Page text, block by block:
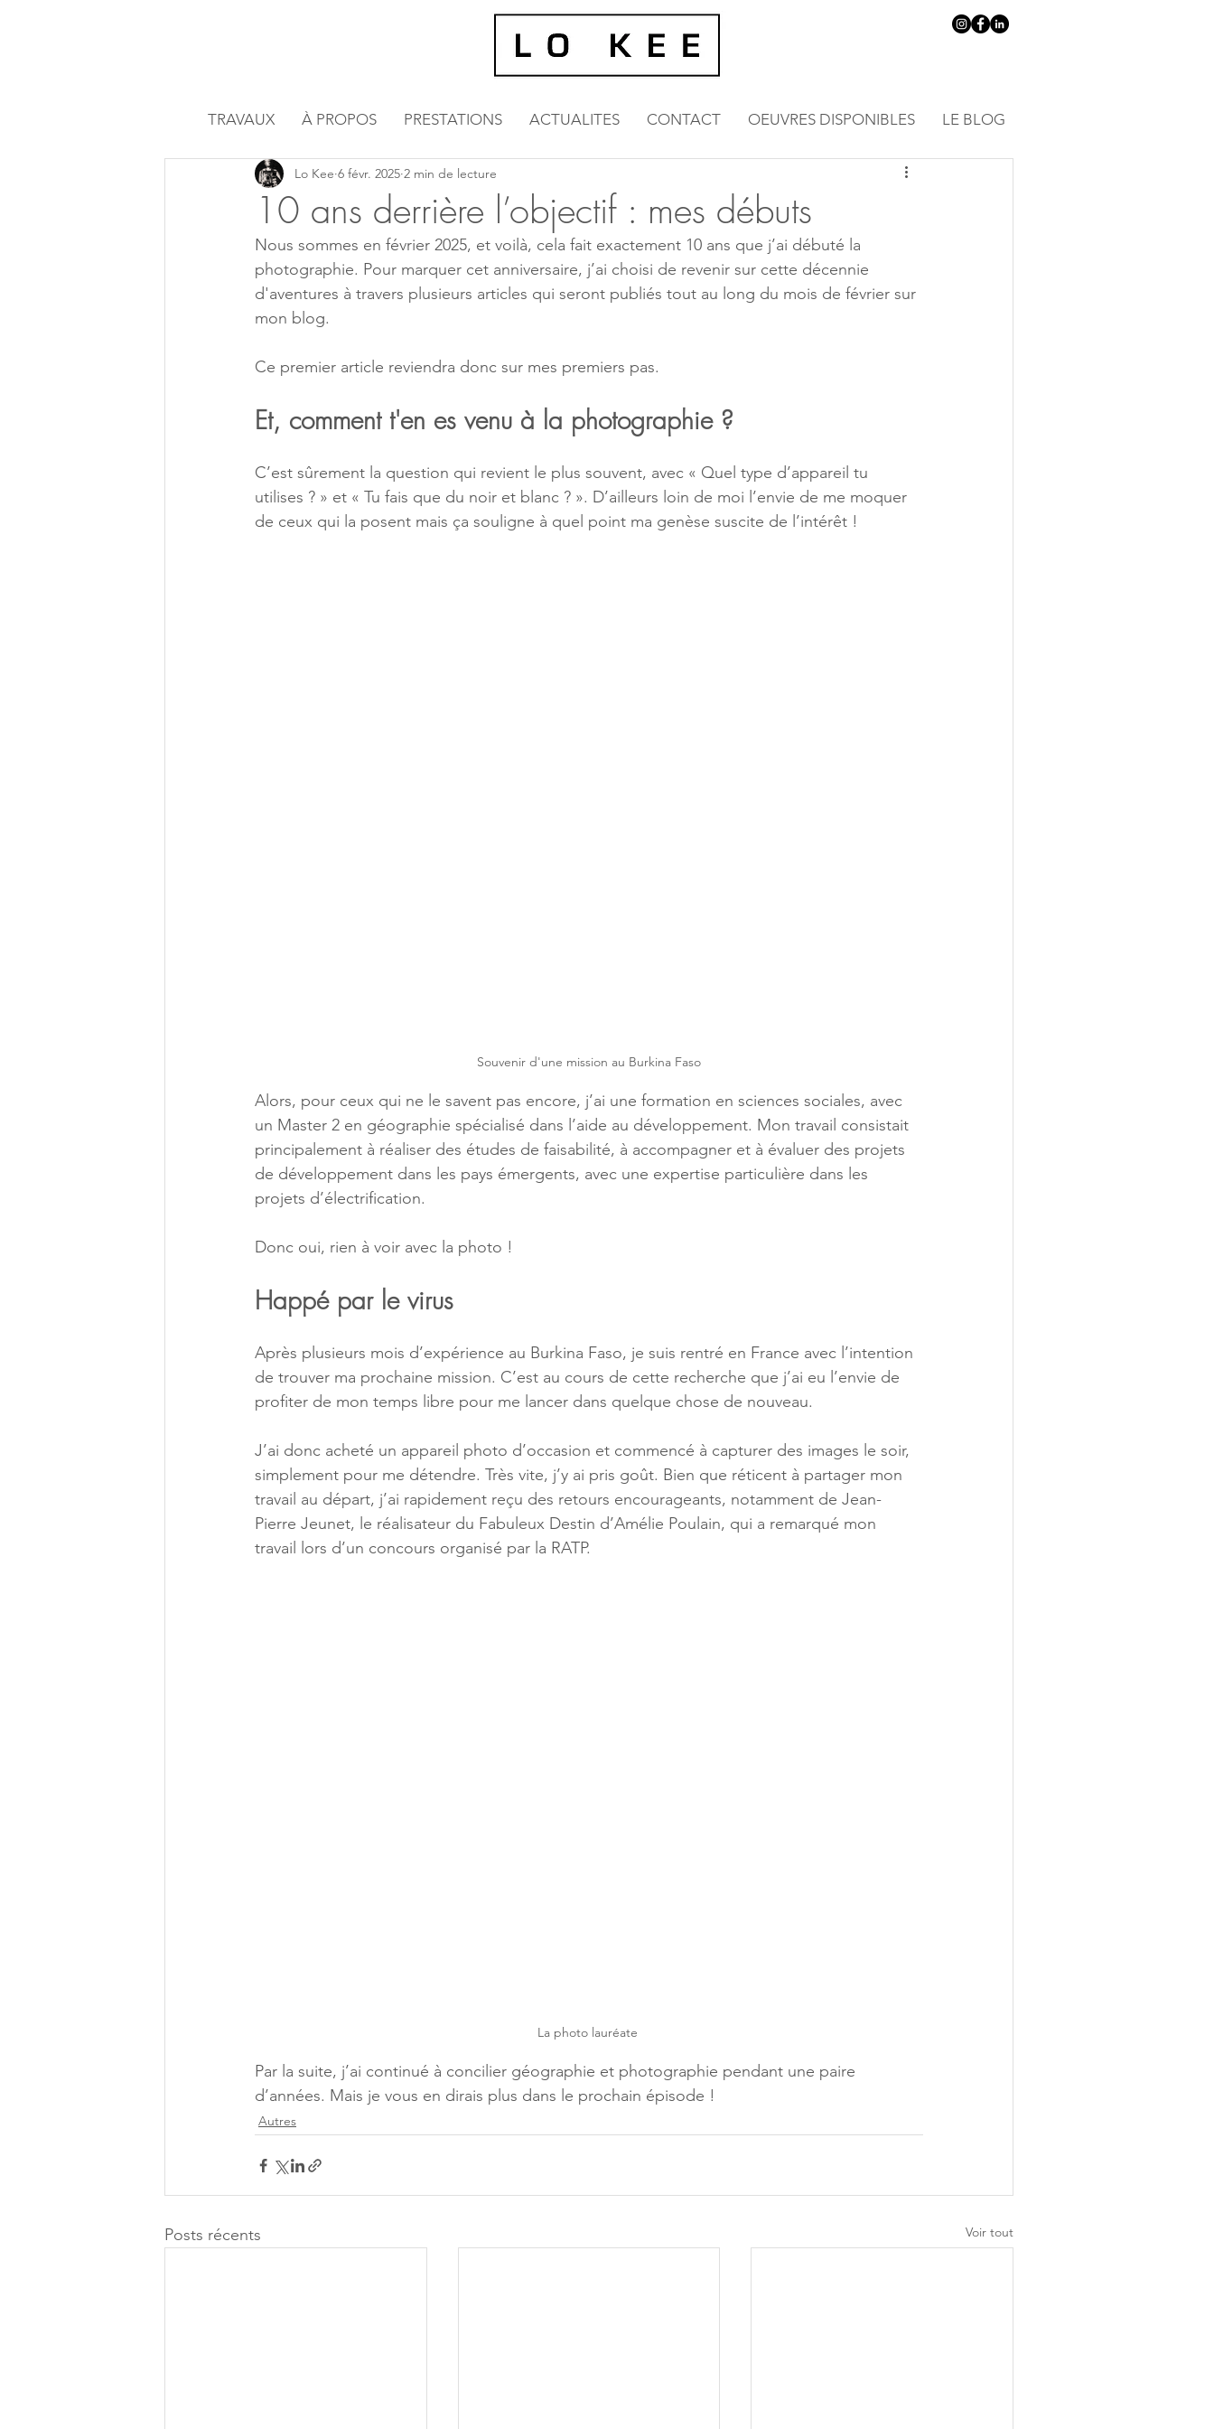
TRAVAUX À PROPOS PRESTATIONS ACTUALITES CONTACT OEUVRES DISPONIBLES LE BLOG
10 ans derrière l’objectif : mes débuts
Lo Kee 6 févr. 2025 2 min de lecture
Nous sommes en février 2025, et voilà, cela fait exactement 10 ans que j’ai débuté la
photographie. Pour marquer cet anniversaire, j’ai choisi de revenir sur cette décennie
d'aventures à travers plusieurs articles qui seront publiés tout au long du mois de février sur
mon blog.
Ce premier article reviendra donc sur mes premiers pas.
Et, comment t'en es venu à la photographie ?
C’est sûrement la question qui revient le plus souvent, avec « Quel type d’appareil tu
utilises ? » et « Tu fais que du noir et blanc ? ». D’ailleurs loin de moi l’envie de me moquer
de ceux qui la posent mais ça souligne à quel point ma genèse suscite de l’intérêt !
Souvenir d'une mission au Burkina Faso
Alors, pour ceux qui ne le savent pas encore, j’ai une formation en sciences sociales, avec
un Master 2 en géographie spécialisé dans l’aide au développement. Mon travail consistait
principalement à réaliser des études de faisabilité, à accompagner et à évaluer des projets
de développement dans les pays émergents, avec une expertise particulière dans les
projets d’électrification.
Donc oui, rien à voir avec la photo !
Happé par le virus
Après plusieurs mois d’expérience au Burkina Faso, je suis rentré en France avec l’intention
de trouver ma prochaine mission. C’est au cours de cette recherche que j’ai eu l’envie de
profiter de mon temps libre pour me lancer dans quelque chose de nouveau.
J’ai donc acheté un appareil photo d’occasion et commencé à capturer des images le soir,
simplement pour me détendre. Très vite, j’y ai pris goût. Bien que réticent à partager mon
travail au départ, j’ai rapidement reçu des retours encourageants, notamment de Jean-
Pierre Jeunet, le réalisateur du Fabuleux Destin d’Amélie Poulain, qui a remarqué mon
travail lors d’un concours organisé par la RATP.
La photo lauréate
Par la suite, j’ai continué à concilier géographie et photographie pendant une paire
d’années. Mais je vous en dirais plus dans le prochain épisode !
Autres
Posts récents Voir tout